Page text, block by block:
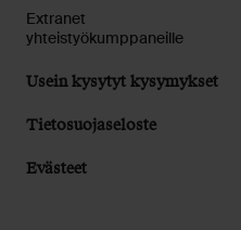
Extranet
yhteistyökumppaneille
Usein kysytyt kysymykset
Tietosuojaseloste
Evästeet